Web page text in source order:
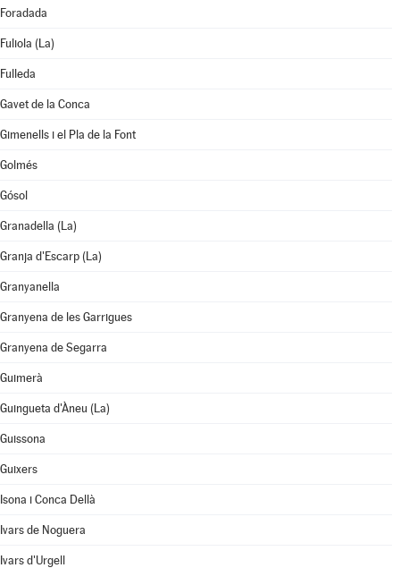
Foradada
Fuliola (La)
Fulleda
Gavet de la Conca
Gimenells i el Pla de la Font
Golmés
Gósol
Granadella (La)
Granja d'Escarp (La)
Granyanella
Granyena de les Garrigues
Granyena de Segarra
Guimerà
Guingueta d'Àneu (La)
Guissona
Guixers
Isona i Conca Dellà
Ivars de Noguera
Ivars d'Urgell